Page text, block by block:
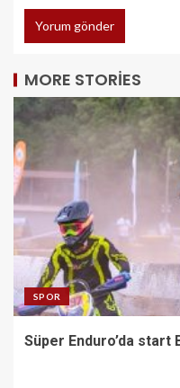
MORE STORIES
SPOR
Süper Enduro’da start